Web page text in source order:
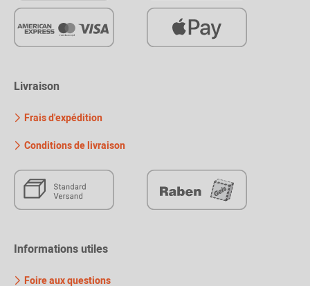
Livraison
Frais d'expédition
Conditions de livraison
Informations utiles
Foire aux questions